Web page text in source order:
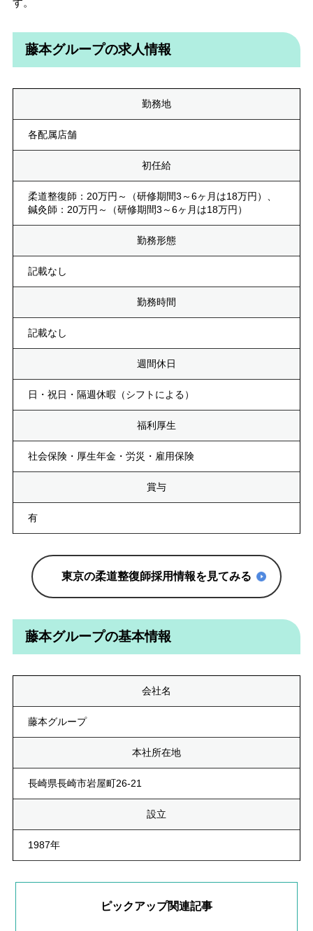
す。
藤本グループの求人情報
勤務地
各配属店舗
初任給
柔道整復師：20万円～（研修期間3～6ヶ月は18万円）、
鍼灸師：20万円～（研修期間3～6ヶ月は18万円）
勤務形態
記載なし
勤務時間
記載なし
週間休日
日・祝日・隔週休暇（シフトによる）
福利厚生
社会保険・厚生年金・労災・雇用保険
賞与
有
東京の柔道整復師採用情報を見てみる
藤本グループの基本情報
会社名
藤本グループ
本社所在地
長崎県長崎市岩屋町26-21
設立
1987年
ピックアップ関連記事